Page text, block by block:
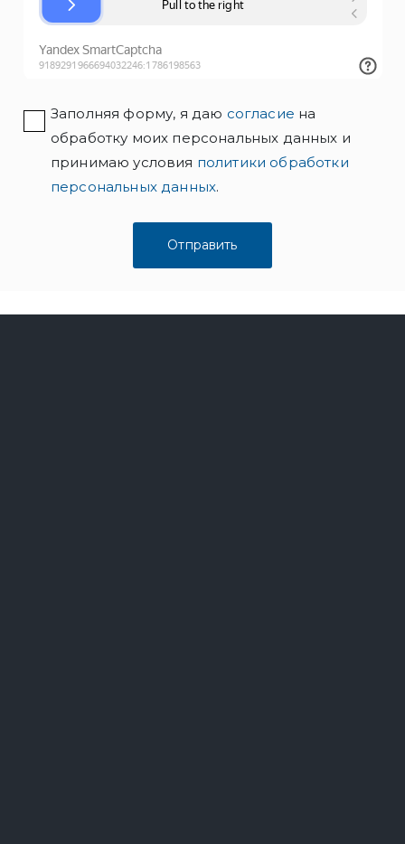
Заполняя форму, я даю согласие на
обработку моих персональных данных и
принимаю условия политики обработки
персональных данных.